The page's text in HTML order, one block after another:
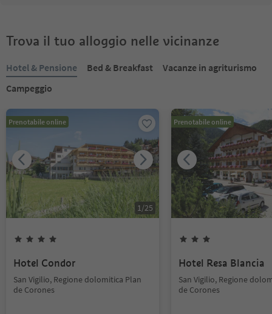
Trova il tuo alloggio nelle vicinanze
Hotel & Pensione Bed & Breakfast
Vacanze in agriturismo
Campeggio
Prenotabile online
1/25
Hotel Condor
San Vigilio, Regione dolomitica Plan
de Corones
Prenotabile online
Hotel Resa Blancia
San Vigilio, Regione
de Corones